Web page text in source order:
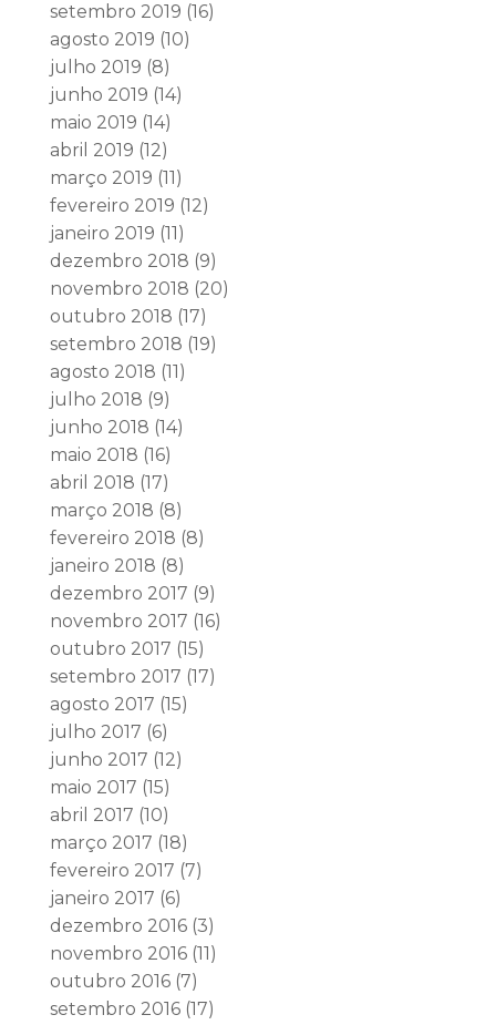
setembro 2019 (16)
agosto 2019 (10)
julho 2019 (8)
junho 2019 (14)
maio 2019 (14)
abril 2019 (12)
março 2019 (11)
fevereiro 2019 (12)
janeiro 2019 (11)
dezembro 2018 (9)
novembro 2018 (20)
outubro 2018 (17)
setembro 2018 (19)
agosto 2018 (11)
julho 2018 (9)
junho 2018 (14)
maio 2018 (16)
abril 2018 (17)
março 2018 (8)
fevereiro 2018 (8)
janeiro 2018 (8)
dezembro 2017 (9)
novembro 2017 (16)
outubro 2017 (15)
setembro 2017 (17)
agosto 2017 (15)
julho 2017 (6)
junho 2017 (12)
maio 2017 (15)
abril 2017 (10)
março 2017 (18)
fevereiro 2017 (7)
janeiro 2017 (6)
dezembro 2016(3)
novembro 2016(11)
outubro 2016(7)
setembro 2016(17)